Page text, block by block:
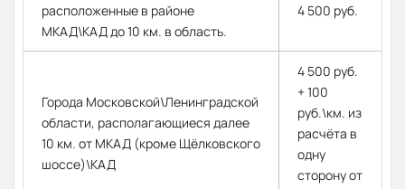
расположенные в районе
МКАД\КАД до 10 км. в область.
4 500 руб.
Города Московской\Ленинградской
области, располагающиеся далее
10 км. от МКАД (кроме Щёлковского
шоссе)\КАД
4 500 руб.
+ 100
руб.\км. из
расчёта в
одну
сторону от